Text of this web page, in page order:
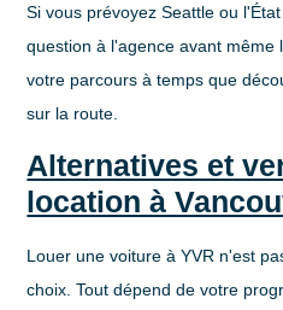
Si vous prévoyez Seattle ou
question à l'agence avant
votre parcours à temps que
sur la route.
Alternatives et
location à
Louer une voiture à YVR n'est
choix. Tout dépend de votre